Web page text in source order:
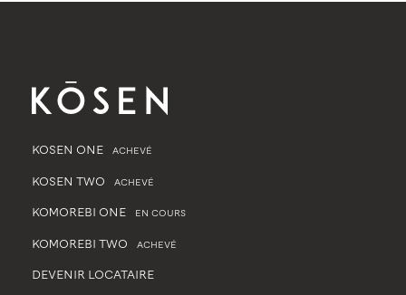
KOSEN ONE ACHEVÉ
KOSEN TWO ACHEVÉ
KOMOREBI ONE EN COURS
KOMOREBI TWO ACHEVÉ
DEVENIR LOCATAIRE